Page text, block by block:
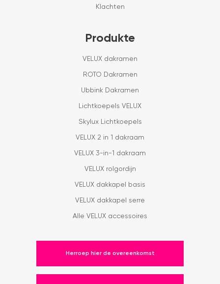
Klachten
Produkte
VELUX dakramen
ROTO Dakramen
Ubbink Dakramen
Lichtkoepels VELUX
Skylux Lichtkoepels
VELUX 2 in 1 dakraam
VELUX 3-in-1 dakraam
VELUX rolgordijn
VELUX dakkapel basis
VELUX dakkapel serre
Alle VELUX accessoires
Herroep hier de overeenkomst